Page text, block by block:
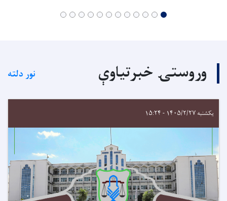
وروستۍ خبرتیاوې نور دلته
یکشنبه ۱۴۰۵/۲/۲۷ - ۱۵:۲۴